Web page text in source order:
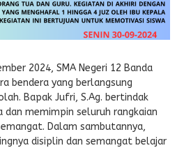
2024, SMA Negeri 12 Banda
bendera yang berlangsung
Bapak Jufri, S.Ag. bertindak
dan memimpin seluruh rangkaian
Dalam sambutannya,
disiplin dan semangat belajar